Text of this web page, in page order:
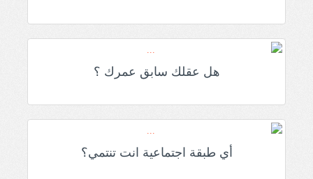
هل عقلك سابق عمرك ؟
أي طبقة اجتماعية انت تنتمي؟